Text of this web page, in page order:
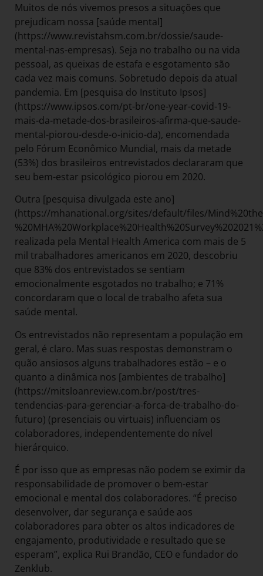
Muitos de nós vivemos presos a situações que
prejudicam nossa [saúde mental]
(https://www.revistahsm.com.br/dossie/saude-
mental-nas-empresas). Seja no trabalho ou na vida
pessoal, as queixas de estafa e esgotamento são
cada vez mais comuns. Sobretudo depois da atual
pandemia. Em [pesquisa do Instituto Ipsos]
(https://www.ipsos.com/pt-br/one-year-covid-19-
mais-da-metade-dos-brasileiros-afirma-que-saude-
mental-piorou-desde-o-inicio-da), encomendada
pelo Fórum Econômico Mundial, mais da metade
(53%) dos brasileiros entrevistados declararam que
seu bem-estar psicológico piorou em 2020.
Outra [pesquisa divulgada este ano]
(https://mhanational.org/sites/default/files/
realizada pela Mental Health America com mais de 5
mil trabalhadores americanos em 2020, descobriu
que 83% dos entrevistados se sentiam
emocionalmente esgotados no trabalho; e 71%
concordaram que o local de trabalho afeta sua
saúde mental.
Os entrevistados não representam a população em
geral, é claro. Mas suas respostas demonstram o
quão ansiosos alguns trabalhadores estão – e o
quanto a dinâmica nos [ambientes de trabalho]
(https://mitsloanreview.com.br/post/tres-
tendencias-para-gerenciar-a-forca-de-trabalho-do-
futuro) (presenciais ou virtuais) influenciam os
colaboradores, independentemente do nível
hierárquico.
É por isso que as empresas não podem se eximir da
responsabilidade de promover o bem-estar
emocional e mental dos colaboradores. “É preciso
desenvolver, dar segurança e saúde aos
colaboradores para obter os altos indicadores de
engajamento, produtividade e resultado que se
esperam”, explica Rui Brandão, CEO e fundador do
Zenklub.